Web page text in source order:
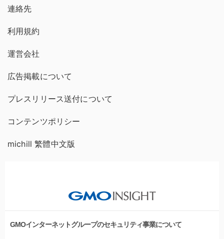
連絡先
利用規約
運営会社
広告掲載について
プレスリリース送付について
コンテンツポリシー
michill 繁體中文版
GMOインターネットグループのセキュリティ事業について